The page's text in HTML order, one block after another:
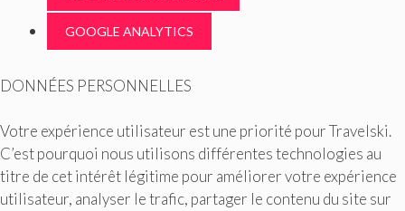
GOOGLE ANALYTICS
DONNÉES PERSONNELLES
Votre expérience utilisateur est une priorité pour Travelski.
C’est pourquoi nous utilisons différentes technologies au
titre de cet intérêt légitime pour améliorer votre expérience
utilisateur, analyser le trafic, partager le contenu du site sur